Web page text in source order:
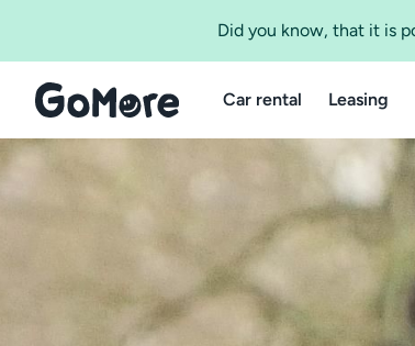
Did you know, that it is
Car rental Leasing